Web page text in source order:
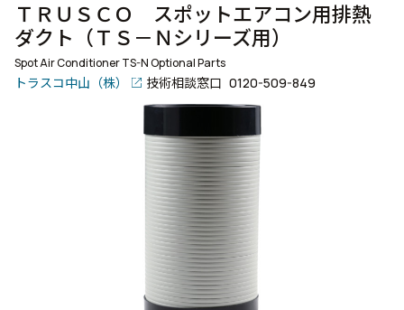
ＴＲＵＳＣＯ スポットエアコン用排熱
ダクト（ＴＳ－Ｎシリーズ用）
Spot Air Conditioner TS-N Optional Parts
トラスコ中山（株） 技術相談窓口 0120-509-849